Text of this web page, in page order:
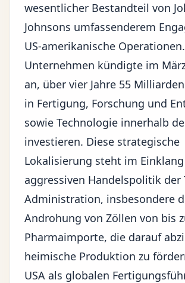
wesentlicher Bestandteil von
Johnsons umfassenderem
US-amerikanische
Unternehmen kündigte im
an, über vier Jahre 55
in Fertigung, Forschung und
sowie Technologie innerhalb
investieren. Diese strategische
Lokalisierung steht im
aggressiven Handelspolitik der
Administration, insbesondere
Androhung von Zöllen von bis
Pharmaimporte, die darauf
heimische Produktion zu
USA als globalen